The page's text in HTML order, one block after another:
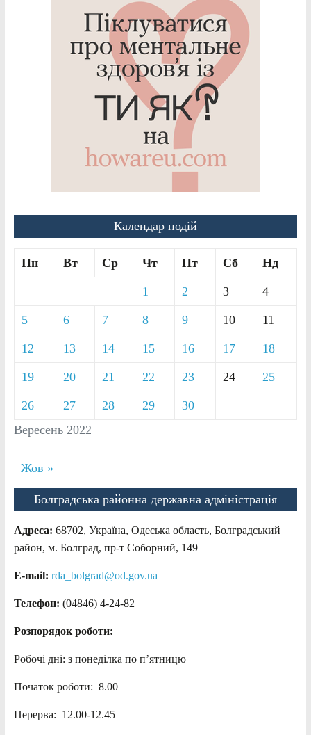
Календар подій
Вересень 2022
Пн Вт Ср Чт Пт Сб Нд
1 2 3 4
5 6 7 8 9 10 11
12 13 14 15 16 17 18
19 20 21 22 23 24 25
26 27 28 29 30
Жов »
Болградська районна державна адміністрація
Адреса: 68702, Україна, Одеська область, Болградський
район, м. Болград, пр-т Соборний, 149
E-mail: rda_bolgrad@od.gov.ua
Телефон: (04846) 4-24-82
Розпорядок роботи:
Робочі дні: з понеділка по п’ятницю
Початок роботи: 8.00
Перерва: 12.00-12.45